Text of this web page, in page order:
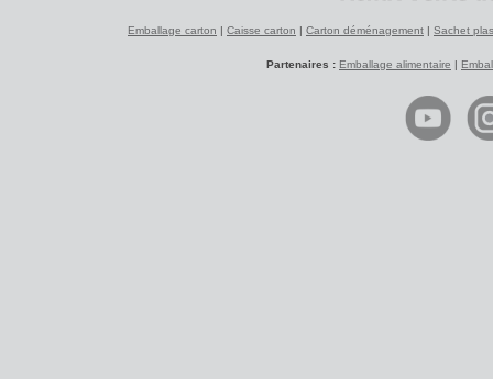
Emballage carton | Caisse carton | Carton déménagement | Sachet
Partenaires : Emballage alimentaire |